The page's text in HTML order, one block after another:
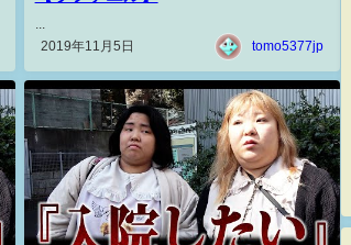
...
2019年11月5日
tomo5377jp